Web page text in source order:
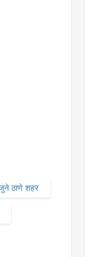
ठाणे शहर